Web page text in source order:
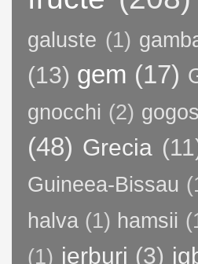
galuste (1)
(13) gem (17)
gnocchi (2)
(48) Grecia
Guineea-Bissau
halva (1) hamsii
(1) ierburi (3)